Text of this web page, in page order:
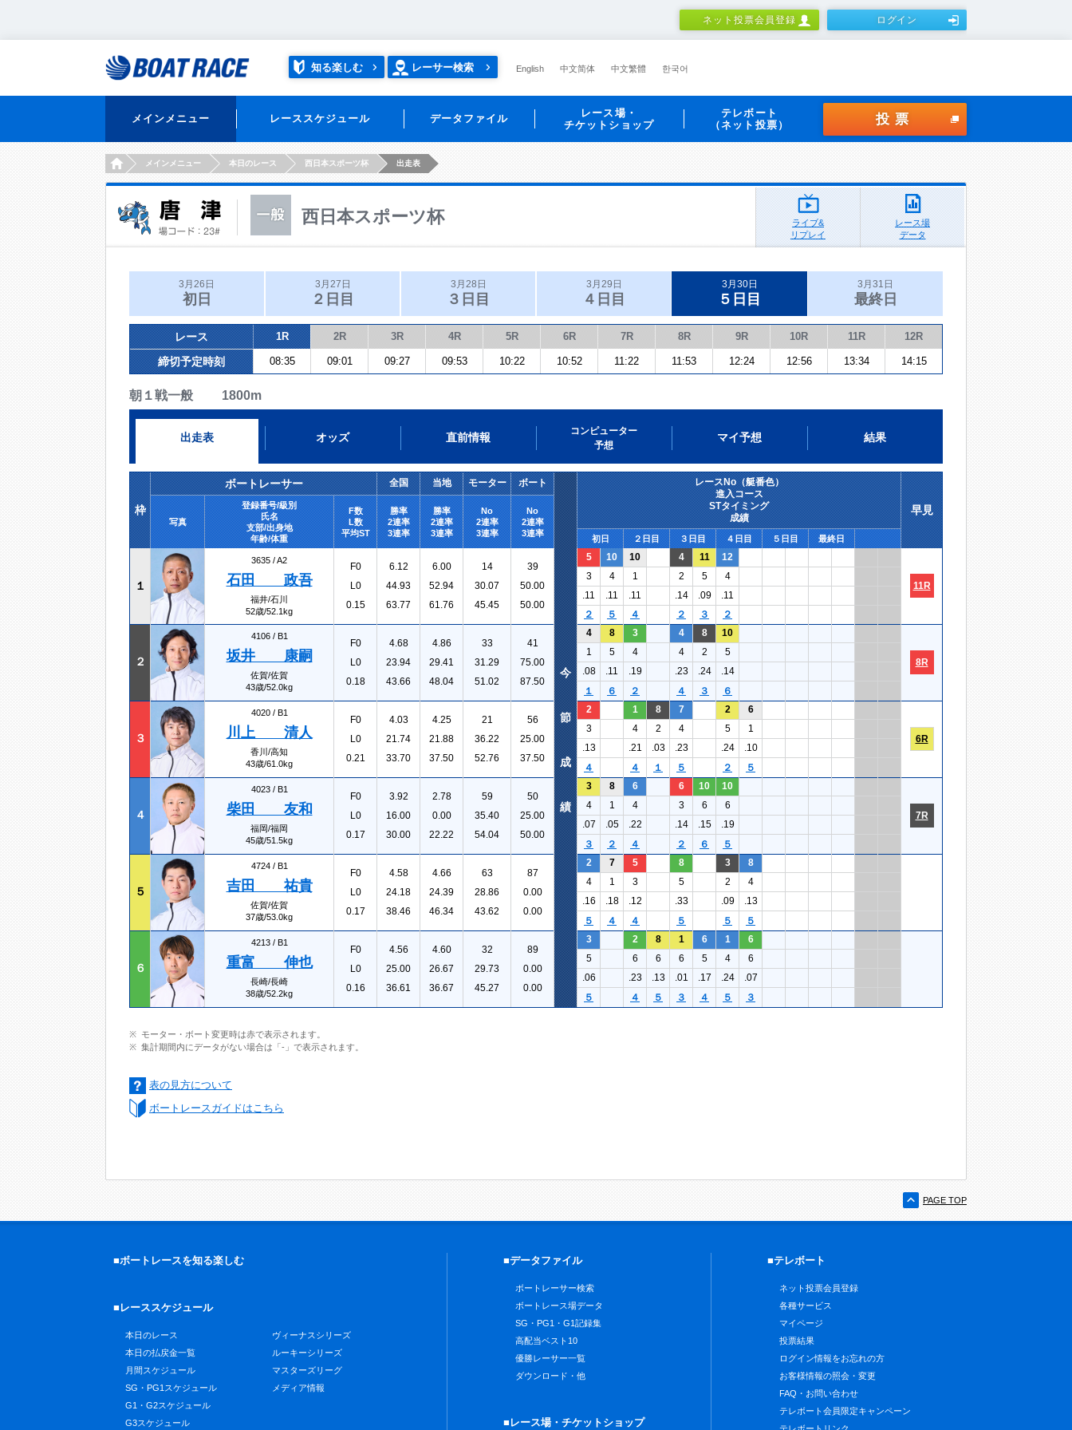
ネット投票会員登録 ログイン
知る楽しむ レーサー検索 English 中文简体 中文繁體 한국어
メインメニュー レーススケジュール データファイル
レース場・
チケットショップ
テレボート
（ネット投票）
投票
HOMEメインメニュー 本日のレース 西日本スポーツ杯 出走表
西日本スポーツ杯
ライブ&
リプレイ
レース場
データ
3月26日
初日
3月27日
２日目
3月28日
３日目
3月29日
４日目
3月30日
５日目
3月31日
最終日
レース 1R 2R 3R 4R 5R 6R 7R 8R 9R 10R 11R 12R
締切予定時刻 08:35 09:01 09:27 09:53 10:22 10:52 11:22 11:53 12:24 12:56 13:34 14:15
朝１戦一般 1800m
出走表 オッズ 直前情報
コンピューター
予想
マイ予想 結果
枠
ボートレーサー 全国 当地 モーター ボート
レースNo（艇番色）
進入コース
STタイミング
成績
早見
写真
登録番号/級別
氏名
支部/出身地
年齢/体重
F数
L数
平均ST
勝率
2連率
3連率
勝率
2連率
3連率
No
2連率
3連率
No
2連率
3連率
初日 ２日目 ３日目 ４日目 ５日目 最終日
１
3635 /A2
石田 政吾
福井/石川
52歳/52.1kg
F0
L0
0.15
6.12
44.93
63.77
6.00
52.94
61.76
14
30.07
45.45
39
50.00
50.00
5 10 10 4 11 12
11R
3 4 1 2 5
4
.11
.11 .11 .14 .09
.11
２
５ ４ ２ ３ ２
２
4106 / B1
坂井 康嗣
佐賀/佐賀
43歳/52.0kg
F0
L0
0.18
4.68
23.94
43.66
4.86
29.41
48.04
33
31.29
51.02
41
75.00
87.50
4 8 3 4 8 10
8R
1 5 4 4 2
5
.08
.11 .19 .23 .24
.14
１
６ ２ ４ ３ ６
３
4020 / B1
川上 清人
香川/高知
43歳/61.0kg
F0
L0
0.21
4.03
21.74
33.70
4.25
21.88
37.50
21
36.22
52.76
56
25.00
37.50
2 1 8 7 2 6
6R
3 4 2 4 5
1
.13
.21 .03 .23 .24
.10
４
４ １ ５ ２ ５
４
4023 / B1
柴田 友和
福岡/福岡
45歳/51.5kg
F0
L0
0.17
3.92
16.00
30.00
2.78
0.00
22.22
59
35.40
54.04
50
25.00
50.00
3 8 6 6 10 10
7R
4 1 4 3 6
6
.07
.05 .22 .14 .15
.19
３
２ ４ ２ ６ ５
５
4724 / B1
吉田 祐貴
佐賀/佐賀
37歳/53.0kg
F0
L0
0.17
4.58
24.18
38.46
4.66
24.39
46.34
63
28.86
43.62
87
0.00
0.00
2 7 5 8 3
8
4
1 3 5 2
4
.16
.18 .12 .33 .09
.13
５
４ ４ ５ ５ ５
６
4213 / B1
重富 伸也
長崎/長崎
38歳/52.2kg
F0
L0
0.16
4.56
25.00
36.61
4.60
26.67
36.67
32
29.73
45.27
89
0.00
0.00
3 2 8 1 6 1
6
5
6 6 6 5 4
6
.06
.23 .13 .01 .17 .24
.07
５
４ ５ ３ ４ ５ ３
今
節
成
績
モーター・ボート変更時は赤で表示されます。
集計期間内にデータがない場合は「-」で表示されます。
表の見方について
ボートレースガイドはこちら
PAGE TOP
■ボートレースを知る楽しむ
■レーススケジュール
本日のレース
本日の払戻金一覧
月間スケジュール
SG・PG1スケジュール
G1・G2スケジュール
G3スケジュール
ヴィーナスシリーズ
ルーキーシリーズ
マスターズリーグ
メディア情報
■データファイル
ボートレーサー検索
ボートレース場データ
SG・PG1・G1記録集
高配当ベスト10
優勝レーサー一覧
ダウンロード・他
■レース場・チケットショップ
■テレボート
ネット投票会員登録
各種サービス
マイページ
投票結果
ログイン情報をお忘れの方
お客様情報の照会・変更
FAQ・お問い合わせ
テレボート会員限定キャンペーン